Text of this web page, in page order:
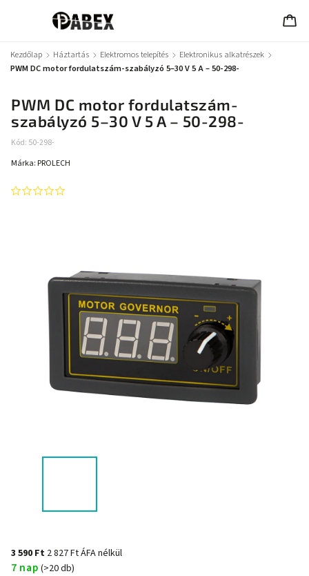
Kezdőlap / Háztartás / Elektromos telepítés / Elektronikus alkatrészek /
PWM DC motor fordulatszám-szabályzó 5–30 V 5 A – 50-298-
PWM DC motor fordulatszám-
szabályzó 5–30 V 5 A – 50-298-
Kód: 50-298-
Márka: PROLECH
3 590 Ft 2 827 Ft ÁFA nélkül
7 nap (>20 db)